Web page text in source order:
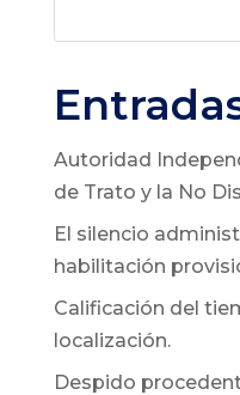
Autoridad
de Trato y la No
El silencio
habilitación
Calificación del
localización.
Despido